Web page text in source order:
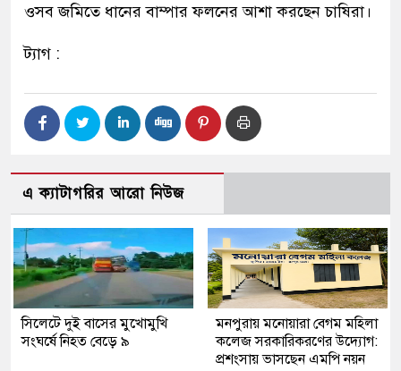
ওসব জমিতে ধানের বাম্পার ফলনের আশা করছেন চাষিরা।
ট্যাগ :
এ ক্যাটাগরির আরো নিউজ
সিলেটে দুই বাসের মুখোমুখি
সংঘর্ষে নিহত বেড়ে ৯
মনপুরায় মনোয়ারা বেগম মহিলা
কলেজ সরকারিকরণের উদ্যোগ:
প্রশংসায় ভাসছেন এমপি নয়ন